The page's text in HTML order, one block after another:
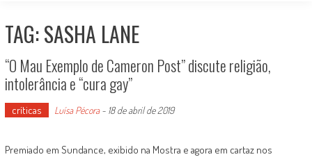
TAG: SASHA LANE
“O Mau Exemplo de Cameron Post” discute religião,
intolerância e “cura gay”
críticas Luísa Pécora- 18 de abril de 2019
Premiado em Sundance, exibido na Mostra e agora em cartaz nos